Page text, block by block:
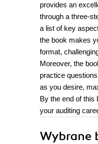
provides an
through a three-
a list of key
the book makes
format,
Moreover, the
practice
as you desire,
By the end of this
your auditing
Wybrane